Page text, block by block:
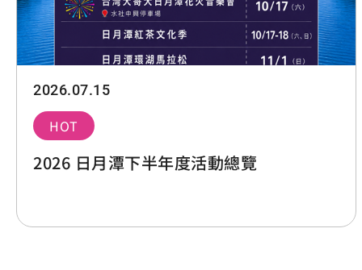
2026.07.15
HOT
2026 日月潭下半年度活動總覽